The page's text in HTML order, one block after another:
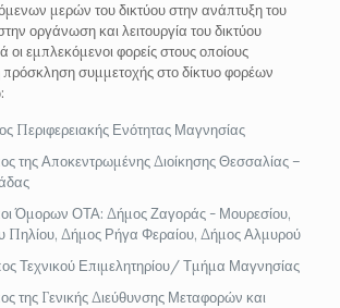
μερών του δικτύου στην ανάπτυξη του
οργάνωση και λειτουργία του δικτύου
οι εμπλεκόμενοι φορείς στους οποίους
πρόσκληση συμμετοχής στο δίκτυο φορέων
Περιφερειακής Ενότητας Μαγνησίας
της Αποκεντρωμένης Διοίκησης Θεσσαλίας –
Όμορων ΟΤΑ: Δήμος Ζαγοράς - Μουρεσίου,
Πηλίου, Δήμος Ρήγα Φεραίου, Δήμος Αλμυρού
Τεχνικού Επιμελητηρίου/ Τμήμα Μαγνησίας
της Γενικής Διεύθυνσης Μεταφορών και